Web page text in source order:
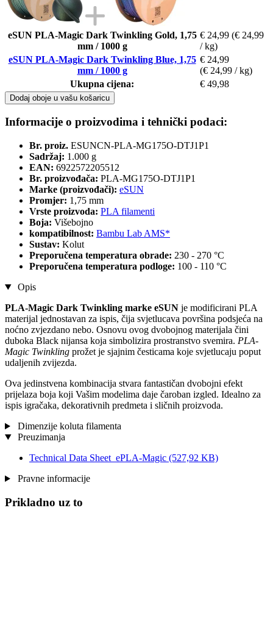
eSUN PLA-Magic Dark Twinkling Gold, 1,75
mm / 1000 g
€ 24,99 (€ 24,99
/ kg)
eSUN PLA-Magic Dark Twinkling Blue, 1,75
mm / 1000 g
€ 24,99
(€ 24,99 / kg)
Ukupna cijena:
€ 49,98
Dodaj oboje u vašu košaricu
Informacije o proizvodima i tehnički podaci:
Br. proiz. ESUNCN-PLA-MG175O-DTJ1P1
Sadržaj: 1.000 g
EAN: 6922572205512
Br. proizvođača: PLA-MG175O-DTJ1P1
Marke (proizvođači): eSUN
Promjer: 1,75 mm
Vrste proizvoda: PLA filamenti
Boja: Višebojno
kompatibilnost: Bambu Lab AMS*
Sustav: Kolut
Preporučena temperatura obrade: 230 - 270 °C
Preporučena temperatura podloge: 100 - 110 °C
Opis
PLA-Magic Dark Twinkling marke eSUN je modificirani PLA
materijal jednostavan za ispis, čija svjetlucava površina podsjeća na
noćno zvjezdano nebo. Osnovu ovog dvobojnog materijala čini
duboka Black nijansa koja simbolizira prostranstvo svemira. PLA-
Magic Twinkling prožet je sjajnim česticama koje svjetlucaju poput
udaljenih zvijezda.
Ova jedinstvena kombinacija stvara fantastičan dvobojni efekt
prijelaza boja koji Vašim modelima daje čaroban izgled. Idealno za
ispis igračaka, dekorativnih predmeta i sličnih proizvoda.
Dimenzije koluta filamenta
Preuzimanja
Technical Data Sheet_ePLA-Magic (527,92 KB)
Pravne informacije
Prikladno uz to